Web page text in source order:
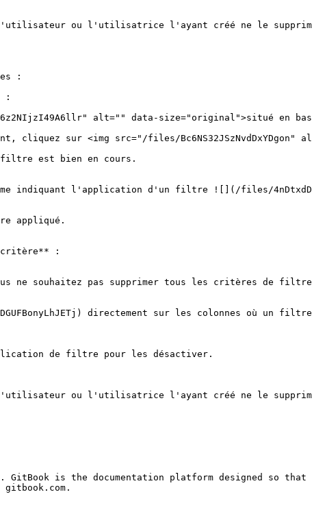
ou l'utilisatrice l'ayant créé ne le
:
:
alt="" data-size="original">situé en
sur <img src="/files/
filtre est bien en cours.
indiquant l'application d'un filtre ![](/files/
appliqué.
:
ne souhaitez pas supprimer tous les critères de
directement sur les colonnes où un
de filtre pour les désactiver.
ou l'utilisatrice l'ayant créé ne le
is the documentation platform designed so that